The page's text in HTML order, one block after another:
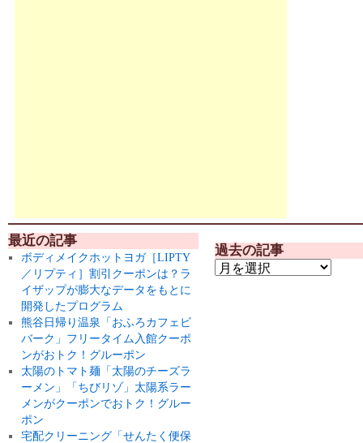
最近の記事
ボディメイクホットヨガ［LIPTY
／リプティ］割引クーポンは？ラ
イザップが膨大なデータをもとに
開発したプログラム
熊谷日帰り温泉「おふろカフェビ
バーク」フリータイム入館クーポ
ンがおトク！グルーポン
太陽のトマト麺「太陽のチーズラ
ーメン」「ちびリゾ」太陽系ラー
メンがクーポンでおトク！グルー
ポン
宅配クリーニング「せんたく便保
過去の記事